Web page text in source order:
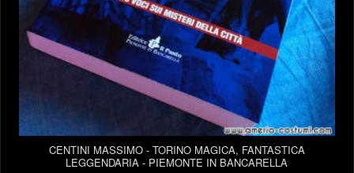
CENTINI MASSIMO - TORINO MAGICA, FANTASTICA
LEGGENDARIA - PIEMONTE IN BANCARELLA